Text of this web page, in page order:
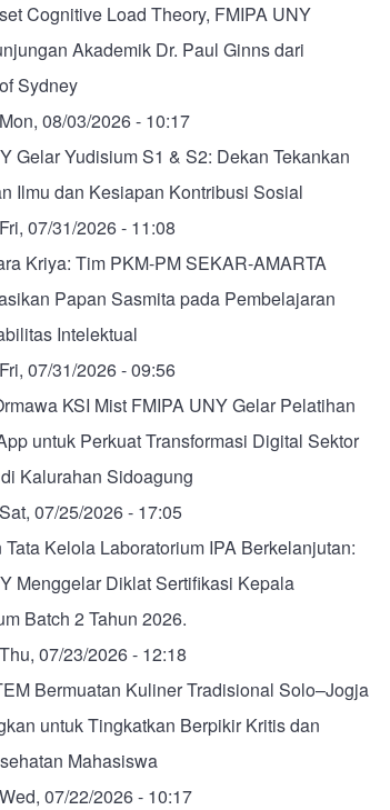
Cognitive Load Theory, FMIPA UNY
Akademik Dr. Paul Ginns dari
Sydney
Mon, 08/03/2026 - 10:17
Gelar Yudisium S1 & S2: Dekan Tekankan
Ilmu dan Kesiapan Kontribusi Sosial
Fri, 07/31/2026 - 11:08
Kriya: Tim PKM-PM SEKAR-AMARTA
Papan Sasmita pada Pembelajaran
Intelektual
Fri, 07/31/2026 - 09:56
KSI Mist FMIPA UNY Gelar Pelatihan
untuk Perkuat Transformasi Digital Sektor
Kalurahan Sidoagung
Sat, 07/25/2026 - 17:05
Tata Kelola Laboratorium IPA Berkelanjutan:
Menggelar Diklat Sertifikasi Kepala
Batch 2 Tahun 2026.
Thu, 07/23/2026 - 12:18
Bermuatan Kuliner Tradisional Solo–Jogja
untuk Tingkatkan Berpikir Kritis dan
Mahasiswa
Wed, 07/22/2026 - 10:17